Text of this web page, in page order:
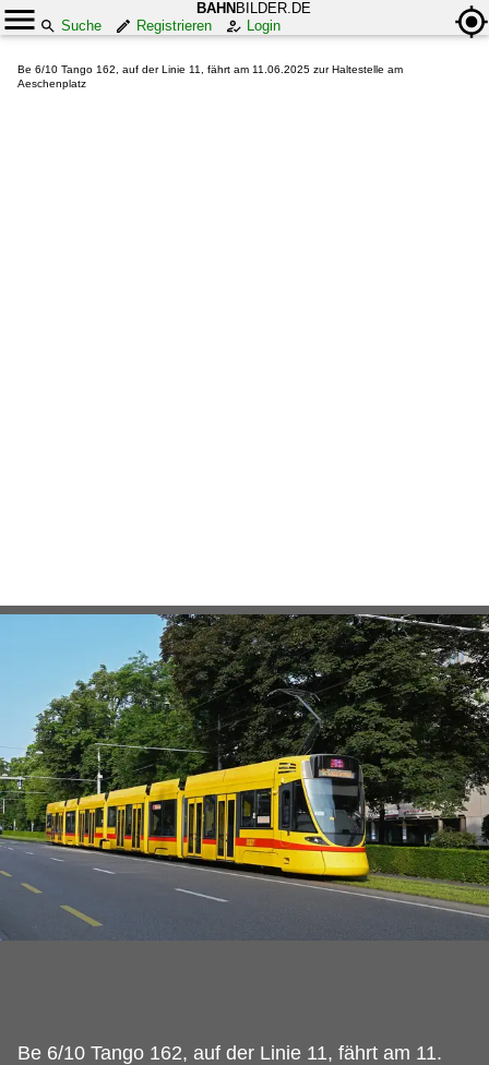
BAHN BILDER.DE
Suche
Registrieren Login
Be 6/10 Tango 162, auf der Linie 11, fährt am 11.06.2025 zur Haltestelle am
Aeschenplatz
Be 6/10 Tango 162, auf der Linie 11, fährt am 11.